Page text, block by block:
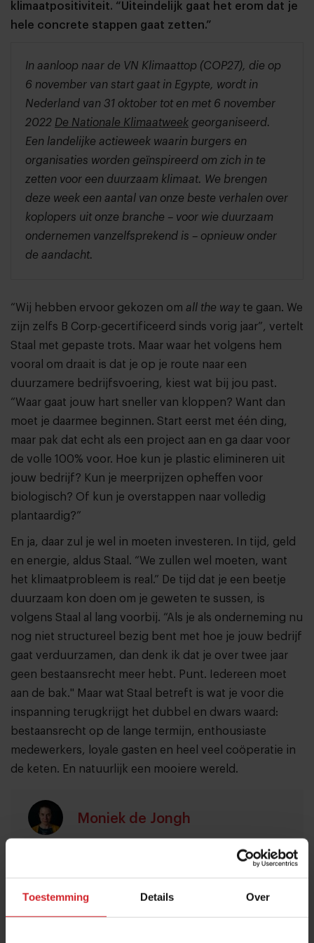
Toestemming Details Over
klimaatpositiviteit. “Uiteindelijk gaat het erom dat je
hele concrete stappen gaat zetten.”
In aanloop naar de VN Klimaattop (COP27), die op
6 november van start gaat in Egypte, wordt in
Nederland van 31 oktober tot en met 6 november
2022 De Nationale Klimaatweek georganiseerd.
Een landelijke actieweek waarin burgers en
organisaties worden geïnspireerd om zich in te
zetten voor een duurzaam klimaat. We brengen
deze week een aantal van onze beste verhalen over
koplopers uit onze branche – voor wie duurzaam
ondernemen vanzelfsprekend is – opnieuw onder
de aandacht.
“Wij hebben ervoor gekozen om all the way te gaan. We
zijn zelfs B Corp-gecertificeerd sinds vorig jaar”, vertelt
Staal met gepaste trots. Maar waar het volgens hem
vooral om draait is dat je op je route naar een
duurzamere bedrijfsvoering, kiest wat bij jou past.
“Waar gaat jouw hart sneller van kloppen? Want dan
moet je daarmee beginnen. Start eerst met één ding,
maar pak dat echt als een project aan en ga daar voor
de volle 100% voor. Hoe kun je plastic elimineren uit
jouw bedrijf? Kun je meerprijzen opheffen voor
biologisch? Of kun je overstappen naar volledig
plantaardig?”
En ja, daar zul je wel in moeten investeren. In tijd, geld
en energie, aldus Staal. “We zullen wel moeten, want
het klimaatprobleem is real.” De tijd dat je een beetje
duurzaam kon doen om je geweten te sussen, is
volgens Staal al lang voorbij. “Als je als onderneming nu
nog niet structureel bezig bent met hoe je jouw bedrijf
gaat verduurzamen, dan denk ik dat je over twee jaar
geen bestaansrecht meer hebt. Punt. Iedereen moet
aan de bak." Maar wat Staal betreft is wat je voor die
inspanning terugkrijgt het dubbel en dwars waard:
bestaansrecht op de lange termijn, enthousiaste
medewerkers, loyale gasten en heel veel coöperatie in
de keten. En natuurlijk een mooiere wereld.
Moniek de Jongh
Expertise: Longreads, onderzoeksartikelen, foodretail
Heeft een scherp oog voor (content)marketing,
communicatie, copywriting en projectmanagement.